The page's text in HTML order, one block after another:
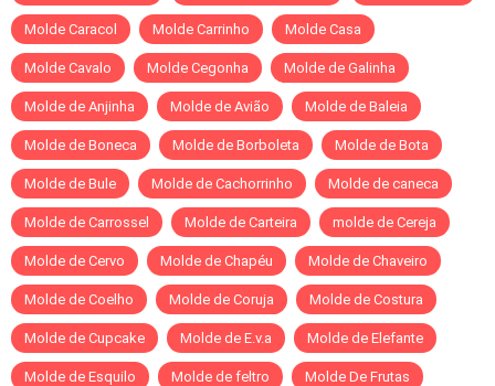
Molde Caracol Molde Carrinho Molde Casa
Molde Cavalo Molde Cegonha Molde de Galinha
Molde de Anjinha Molde de Avião Molde de Baleia
Molde de Boneca Molde de Borboleta Molde de Bota
Molde de Bule Molde de Cachorrinho Molde de caneca
Molde de Carrossel Molde de Carteira molde de Cereja
Molde de Cervo Molde de Chapéu Molde de Chaveiro
Molde de Coelho Molde de Coruja Molde de Costura
Molde de Cupcake Molde de E.v.a Molde de Elefante
Molde de Esquilo Molde de feltro Molde De Frutas